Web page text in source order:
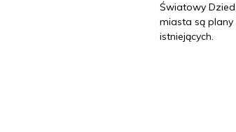
Światowy
miasta są
istniejących.